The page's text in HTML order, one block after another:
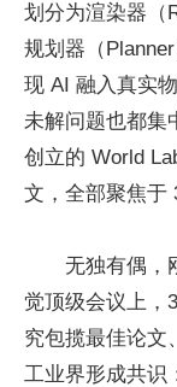
划分为渲染器（
规划器（
现 AI 融入真实
未解问题也都集
创立的 World
文，全部聚焦于
无独有偶，
觉顶级会议上，
究包揽最佳论文
工业界形成共识